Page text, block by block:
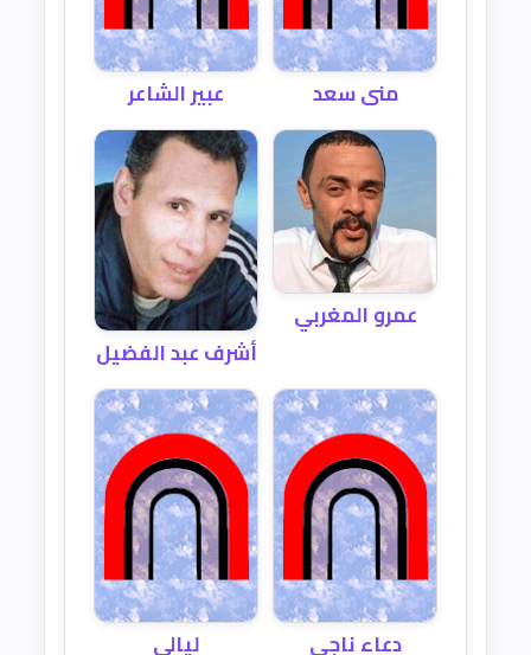
منى سعد عبير الشاعر
عمرو المغربي
أشرف عبد الفضيل
دعاء ناجي ليالي